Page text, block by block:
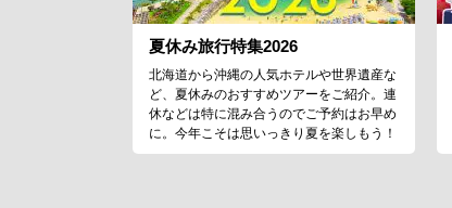
夏休み旅行特集2026
北海道から沖縄の人気ホテルや世界遺産な
ど、夏休みのおすすめツアーをご紹介。連
休などは特に混み合うのでご予約はお早め
に。今年こそは思いっきり夏を楽しもう！